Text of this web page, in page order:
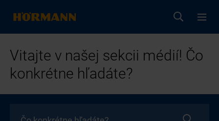
Vitajte v našej sekcii médií! Čo
konkrétne hľadáte?